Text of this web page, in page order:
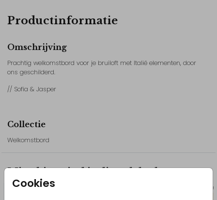
Cookies
Productinformatie
Omschrijving
Prachtig welkomstbord voor je bruiloft met Italië elementen, door
ons geschilderd.
// Sofia & Jasper
Collectie
Welkomstbord
Misschien vind je dit ook leuk